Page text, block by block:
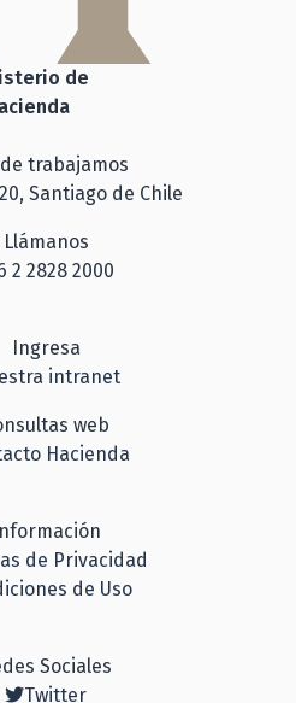
de
trabajamos
Santiago de Chile
Llámanos
2 2828 2000
Ingresa
intranet
web
Hacienda
de Privacidad
de Uso
Sociales
Twitter